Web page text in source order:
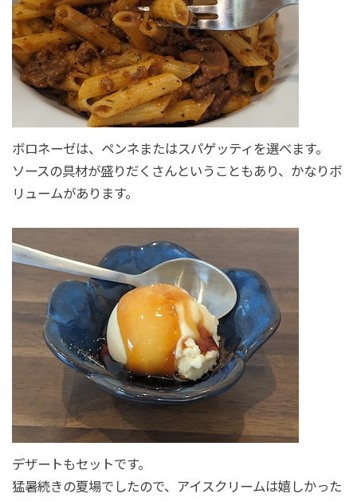
ボロネーゼは、ペンネまたはスパゲッティを選べます。
ソースの具材が盛りだくさんということもあり、かなりボ
リュームがあります。
デザートもセットです。
猛暑続きの夏場でしたので、アイスクリームは嬉しかった